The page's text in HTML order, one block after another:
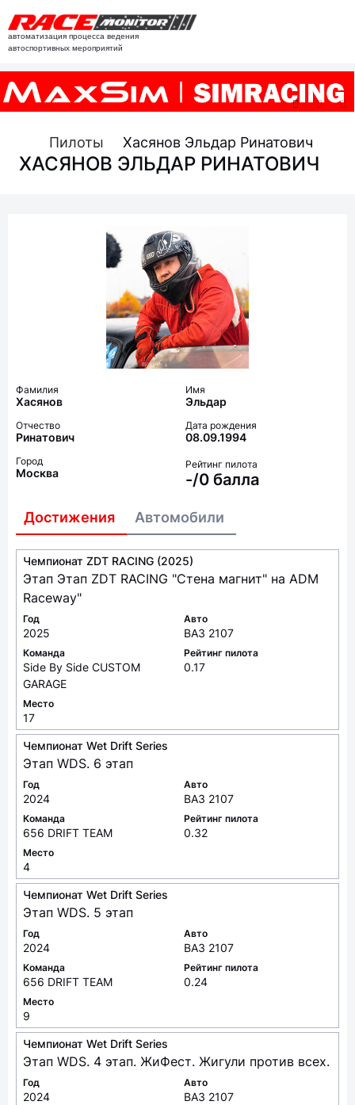
автоматизация процесса ведения
автоспортивных мероприятий
Пилоты Хасянов Эльдар Ринатович
ХАСЯНОВ ЭЛЬДАР РИНАТОВИЧ
Фамилия
Хасянов
Имя
Эльдар
Отчество
Ринатович
Дата рождения
08.09.1994
Город
Москва
Рейтинг пилота
-/0 балла
Достижения Автомобили
Чемпионат ZDT RACING (2025)
Этап Этап ZDT RACING "Стена магнит" на ADM
Raceway"
Год
2025
Авто
ВАЗ 2107
Команда
Side By Side CUSTOM
GARAGE
Рейтинг пилота
0.17
Место
17
Чемпионат Wet Drift Series
Этап WDS. 6 этап
Год
2024
Авто
ВАЗ 2107
Команда
656 DRIFT TEAM
Рейтинг пилота
0.32
Место
4
Чемпионат Wet Drift Series
Этап WDS. 5 этап
Год
2024
Авто
ВАЗ 2107
Команда
656 DRIFT TEAM
Рейтинг пилота
0.24
Место
9
Чемпионат Wet Drift Series
Этап WDS. 4 этап. ЖиФест. Жигули против всех.
Год
2024
Авто
ВАЗ 2107